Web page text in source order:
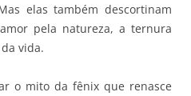
elas também descortinam
pela natureza, a ternura
vida.
o mito da fênix que renasce